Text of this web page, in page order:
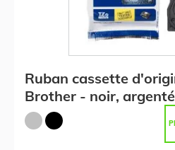
Ruban cassette
Brother - noir, argenté